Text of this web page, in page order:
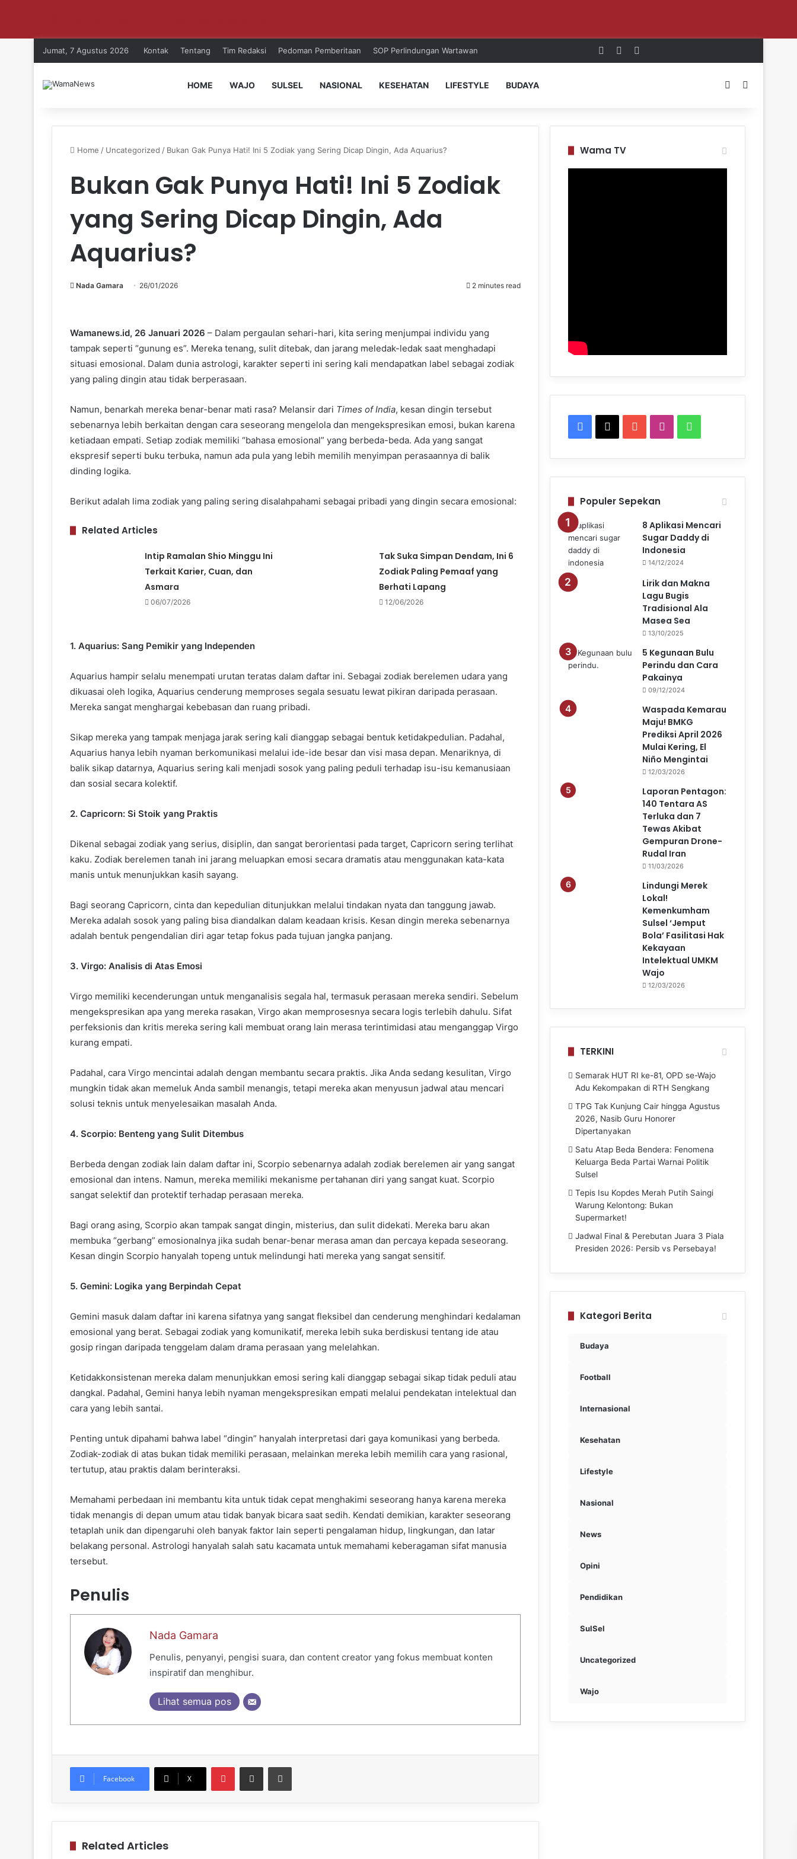
Jumat, 7 Agustus 2026 Kontak Tentang Tim Redaksi Pedoman Pemberitaan SOP Perlindungan Wartawan Log InRandom Article
HOME WAJO SULSEL NASIONAL KESEHATAN LIFESTYLE BUDAYA Switch skin
Home / Uncategorized / Bukan Gak Punya Hati! Ini 5 Zodiak yang Sering Dicap Dingin, Ada Aquarius?
Bukan Gak Punya Hati! Ini 5 Zodiak
yang Sering Dicap Dingin, Ada
Aquarius?
Nada Gamara 26/01/2026 2 minutes read
Wamanews.id, 26 Januari 2026 – Dalam pergaulan sehari-hari, kita sering menjumpai individu yang
tampak seperti “gunung es”. Mereka tenang, sulit ditebak, dan jarang meledak-ledak saat menghadapi
situasi emosional. Dalam dunia astrologi, karakter seperti ini sering kali mendapatkan label sebagai zodiak
yang paling dingin atau tidak berperasaan.
Namun, benarkah mereka benar-benar mati rasa? Melansir dari Times of India, kesan dingin tersebut
sebenarnya lebih berkaitan dengan cara seseorang mengelola dan mengekspresikan emosi, bukan karena
ketiadaan empati. Setiap zodiak memiliki “bahasa emosional” yang berbeda-beda. Ada yang sangat
ekspresif seperti buku terbuka, namun ada pula yang lebih memilih menyimpan perasaannya di balik
dinding logika.
Berikut adalah lima zodiak yang paling sering disalahpahami sebagai pribadi yang dingin secara emosional:
Related Articles
Intip Ramalan Shio Minggu Ini
Terkait Karier, Cuan, dan
Asmara
06/07/2026
Tak Suka Simpan Dendam, Ini 6
Zodiak Paling Pemaaf yang
Berhati Lapang
12/06/2026
1. Aquarius: Sang Pemikir yang Independen
Aquarius hampir selalu menempati urutan teratas dalam daftar ini. Sebagai zodiak berelemen udara yang
dikuasai oleh logika, Aquarius cenderung memproses segala sesuatu lewat pikiran daripada perasaan.
Mereka sangat menghargai kebebasan dan ruang pribadi.
Sikap mereka yang tampak menjaga jarak sering kali dianggap sebagai bentuk ketidakpedulian. Padahal,
Aquarius hanya lebih nyaman berkomunikasi melalui ide-ide besar dan visi masa depan. Menariknya, di
balik sikap datarnya, Aquarius sering kali menjadi sosok yang paling peduli terhadap isu-isu kemanusiaan
dan sosial secara kolektif.
2. Capricorn: Si Stoik yang Praktis
Dikenal sebagai zodiak yang serius, disiplin, dan sangat berorientasi pada target, Capricorn sering terlihat
kaku. Zodiak berelemen tanah ini jarang meluapkan emosi secara dramatis atau menggunakan kata-kata
manis untuk menunjukkan kasih sayang.
Bagi seorang Capricorn, cinta dan kepedulian ditunjukkan melalui tindakan nyata dan tanggung jawab.
Mereka adalah sosok yang paling bisa diandalkan dalam keadaan krisis. Kesan dingin mereka sebenarnya
adalah bentuk pengendalian diri agar tetap fokus pada tujuan jangka panjang.
3. Virgo: Analisis di Atas Emosi
Virgo memiliki kecenderungan untuk menganalisis segala hal, termasuk perasaan mereka sendiri. Sebelum
mengekspresikan apa yang mereka rasakan, Virgo akan memprosesnya secara logis terlebih dahulu. Sifat
perfeksionis dan kritis mereka sering kali membuat orang lain merasa terintimidasi atau menganggap Virgo
kurang empati.
Padahal, cara Virgo mencintai adalah dengan membantu secara praktis. Jika Anda sedang kesulitan, Virgo
mungkin tidak akan memeluk Anda sambil menangis, tetapi mereka akan menyusun jadwal atau mencari
solusi teknis untuk menyelesaikan masalah Anda.
4. Scorpio: Benteng yang Sulit Ditembus
Berbeda dengan zodiak lain dalam daftar ini, Scorpio sebenarnya adalah zodiak berelemen air yang sangat
emosional dan intens. Namun, mereka memiliki mekanisme pertahanan diri yang sangat kuat. Scorpio
sangat selektif dan protektif terhadap perasaan mereka.
Bagi orang asing, Scorpio akan tampak sangat dingin, misterius, dan sulit didekati. Mereka baru akan
membuka “gerbang” emosionalnya jika sudah benar-benar merasa aman dan percaya kepada seseorang.
Kesan dingin Scorpio hanyalah topeng untuk melindungi hati mereka yang sangat sensitif.
5. Gemini: Logika yang Berpindah Cepat
Gemini masuk dalam daftar ini karena sifatnya yang sangat fleksibel dan cenderung menghindari kedalaman
emosional yang berat. Sebagai zodiak yang komunikatif, mereka lebih suka berdiskusi tentang ide atau
gosip ringan daripada tenggelam dalam drama perasaan yang melelahkan.
Ketidakkonsistenan mereka dalam menunjukkan emosi sering kali dianggap sebagai sikap tidak peduli atau
dangkal. Padahal, Gemini hanya lebih nyaman mengekspresikan empati melalui pendekatan intelektual dan
cara yang lebih santai.
Penting untuk dipahami bahwa label “dingin” hanyalah interpretasi dari gaya komunikasi yang berbeda.
Zodiak-zodiak di atas bukan tidak memiliki perasaan, melainkan mereka lebih memilih cara yang rasional,
tertutup, atau praktis dalam berinteraksi.
Memahami perbedaan ini membantu kita untuk tidak cepat menghakimi seseorang hanya karena mereka
tidak menangis di depan umum atau tidak banyak bicara saat sedih. Kendati demikian, karakter seseorang
tetaplah unik dan dipengaruhi oleh banyak faktor lain seperti pengalaman hidup, lingkungan, dan latar
belakang personal. Astrologi hanyalah salah satu kacamata untuk memahami keberagaman sifat manusia
tersebut.
Penulis
Nada Gamara
Penulis, penyanyi, pengisi suara, dan content creator yang fokus membuat konten
inspiratif dan menghibur.
Lihat semua pos
Facebook X
PinterestShare via Email Print
Related Articles
Wama TV
Facebook
X YouTubeInstagram
Populer Sepekan
8 Aplikasi Mencari
Sugar Daddy di
Indonesia
14/12/2024
Lirik dan Makna
Lagu Bugis
Tradisional Ala
Masea Sea
13/10/2025
5 Kegunaan Bulu
Perindu dan Cara
Pakainya
09/12/2024
Waspada Kemarau
Maju! BMKG
Prediksi April 2026
Mulai Kering, El
Niño Mengintai
12/03/2026
Laporan Pentagon:
140 Tentara AS
Terluka dan 7
Tewas Akibat
Gempuran Drone-
Rudal Iran
11/03/2026
Lindungi Merek
Lokal!
Kemenkumham
Sulsel ‘Jemput
Bola’ Fasilitasi Hak
Kekayaan
Intelektual UMKM
Wajo
12/03/2026
TERKINI
Semarak HUT RI ke-81, OPD se-Wajo
Adu Kekompakan di RTH Sengkang
TPG Tak Kunjung Cair hingga Agustus
2026, Nasib Guru Honorer
Dipertanyakan
Satu Atap Beda Bendera: Fenomena
Keluarga Beda Partai Warnai Politik
Sulsel
Tepis Isu Kopdes Merah Putih Saingi
Warung Kelontong: Bukan
Supermarket!
Jadwal Final & Perebutan Juara 3 Piala
Presiden 2026: Persib vs Persebaya!
Kategori Berita
Budaya
Football
Internasional
Kesehatan
Lifestyle
Nasional
News
Opini
Pendidikan
SulSel
Uncategorized
Wajo